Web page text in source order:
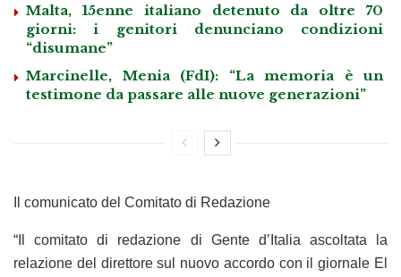
Malta, 15enne italiano detenuto da oltre 70
giorni: i genitori denunciano condizioni
“disumane”
Marcinelle, Menia (FdI): “La memoria è un
testimone da passare alle nuove generazioni”
Il comunicato del Comitato di Redazione
“Il comitato di redazione di Gente d’Italia ascoltata la
relazione del direttore sul nuovo accordo con il giornale El